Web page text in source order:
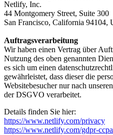
Netlify, Inc.
44 Montgomery Street, Suite 300
San Francisco, California 94104,
Auftragsverarbeitung
Wir haben einen Vertrag über
Nutzung des oben genannten
es sich um einen
gewährleistet, dass dieser die
Websitebesucher nur nach
der DSGVO verarbeitet.
Details finden Sie hier:
https://www.netlify.com/privacy
https://www.netlify.com/gdpr-